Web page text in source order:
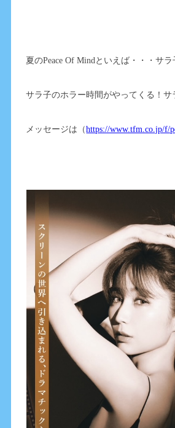
夏のPeace Of Mindといえば・・・サラ
サラ子のホラー時間がやってくる！サ
メッセージは（https://www.tfm.co.jp/f/